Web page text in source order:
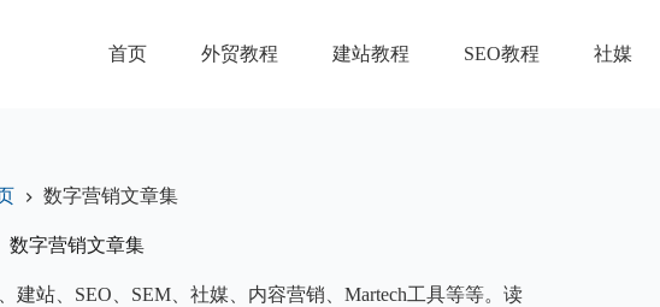
首页 外贸教程 建站教程 SEO教程 社媒
数字营销文章集
数字营销文章集
站、SEO、SEM、社媒、内容营销、Martech工具等等。读